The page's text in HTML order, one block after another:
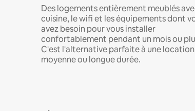
Des logements entièrement meublés
cuisine, le wifi et les équipements dont
avez besoin pour vous installer
confortablement pendant un mois ou
C'est l'alternative parfaite à une location
moyenne ou longue durée.